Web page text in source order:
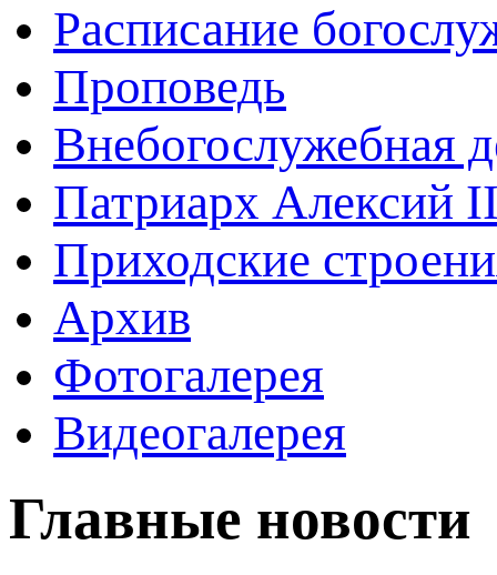
Расписание
Проповедь
Внебогослужебная
Патриарх Алексий
Приходские
Архив
Фотогалерея
Видеогалерея
Главные новости